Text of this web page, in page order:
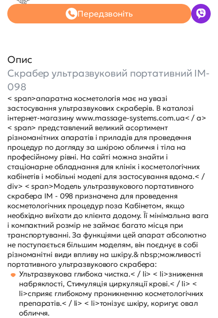
Передзвоніть
Опис
Скрабер ультразвуковий портативний IM-
098
< span>апаратна косметологія має на увазі
застосування ультразвукових скраберів. В каталозі
інтернет-магазинуwww.massage-systems.com.ua< / a>
< span> представлений великий асортимент
різноманітних апаратів і приладів для проведення
процедур по догляду за шкірою обличчя і тіла на
професійному рівні. На сайті можна знайти і
стаціонарне обладнання для клінік і косметологічних
кабінетів і мобільні моделі для застосування вдома.< /
div> < span>Модель ультразвукового портативного
скрабера IM - 098 призначена для проведення
косметологічних процедур поза Кабінетом, якщо
необхідно виїхати до клієнта додому. Її мінімальна вага
і компактний розмір не займає багато місця при
транспортуванні. За функціями цей апарат абсолютно
не поступається більшим моделям, він поєднує в собі
різноманітні види впливу на шкіру.& nbsp;можливості
портативного ультразвукового скрабера:
Ультразвукова глибока чистка.< / li> < li>зниження
набряклості, Стимуляція циркуляції крові.< / li> <
li>сприяє глибокому проникненню косметологічних
препаратів.< / li> < li>тонізує шкіру, коригує овал
обличчя.